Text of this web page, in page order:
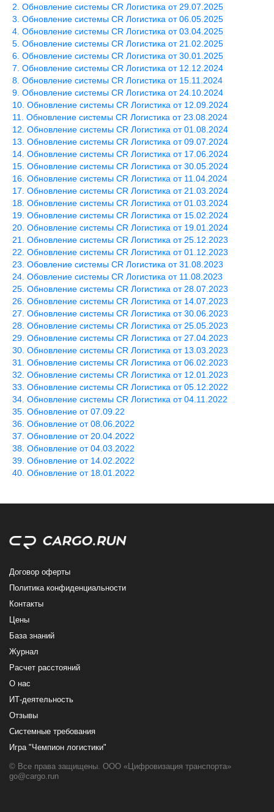
Обновление системы CR Логистика от 29.07.2025
Обновление системы CR Логистика от 06.05.2025
Обновление системы CR Логистика от 03.04.2025
Обновление системы CR Логистика от 21.02.2025
Обновление системы CR Логистика от 30.01.2025
Обновление системы CR Логистика от 12.12.2024
Обновление системы CR Логистика от 15.11.2024
Обновление системы CR Логистика от 24.10.2024
Обновление системы CR Логистика от 12.09.2024
Обновление системы CR Логистика от 23.08.2024
Обновление системы CR Логистика от 01.08.2024
Обновление системы CR Логистика от 09.07.2024
Обновление системы CR Логистика от 17.06.2024
Обновление системы CR Логистика от 30.05.2024
Обновление системы CR Логистика от 11.04.2024
Обновление системы CR Логистика от 21.03.2024
Обновление системы CR Логистика от 01.03.2024
Обновление системы CR Логистика от 15.02.2024
Обновление системы CR Логистика от 19.01.2024
Обновление системы CR Логистика от 25.12.2023
Обновление системы CR Логистика от 01.12.2023
Обовление системы CR Логистика от 31.08.2023
Обовление системы CR Логистика от 11.08.2023
Обновление системы CR Логистика от 28.07.2023
Обновление системы CR Логистика от 14.07.2023
Обновление системы CR Логистика от 30.06.2023
Обновление системы CR Логистика от 25.05.2023
Обновление системы CR Логистика от 27.04.2023
Обновление системы CR Логистика от 13.03.2023
Обновление системы CR Логистика от 06.02.2023
Обновление системы CR Логистика от 12.01.2023
Обновление системы CR Логистика от 05.12.2022
Обновление системы CR Логистика от 04.11.2022
Обновление от 07.09.22
Обновление от 08.06.2022
Обновление от 20.04.2022
Обновление от 04.03.2022
Обновление от 14.02.2022
Обновление от 18.01.2022
Договор оферты
Политика конфиденциальности
Контакты
Цены
База знаний
Журнал
Расчет расстояний
О нас
ИТ-деятельность
Отзывы
Системные требования
Игра "Чемпион логистики"
© Все права защищены. ООО «Цифровизация транспорта»
go@cargo.run